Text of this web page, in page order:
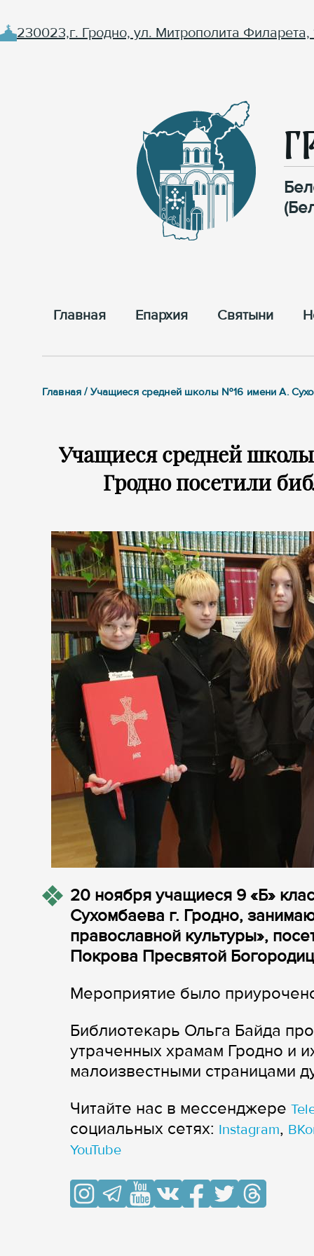
230023,г. Гродно, ул. Митрополита Филарета,
Главная Епархия Cвятыни
Главная / Учащиеся средней школы №16 имени А.
Учащиеся средней
Гродно посетили
20 ноября учащиеся 9 «Б»
Сухомбаева г. Гродно,
православной культуры»,
Покрова Пресвятой
Мероприятие было
Библиотекарь Ольга Байда
утраченных храмам Гродно и
малоизвестными страницами
Читайте нас в мессенджере
cоциальных сетях: Instagram,
YouTube